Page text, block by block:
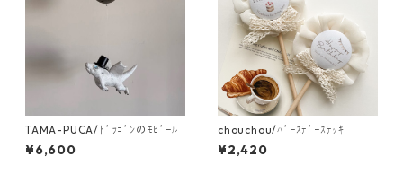
TAMA-PUCA/ﾄﾞﾗｺﾞﾝのﾓﾋﾞｰﾙ
¥6,600
chouchou/ﾊﾞｰｽﾃﾞｰｽﾃｯｷ
¥2,420